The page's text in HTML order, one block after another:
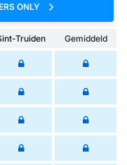
ONLY
Truiden
Gemiddeld